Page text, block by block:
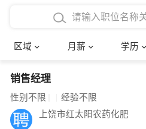
区域 月薪 学历
4000-5000元
8000-12000元
12000-20000元
博士
文员
财务会计
确定
销售经理
性别不限 经验不限
上饶市红太阳农药化肥